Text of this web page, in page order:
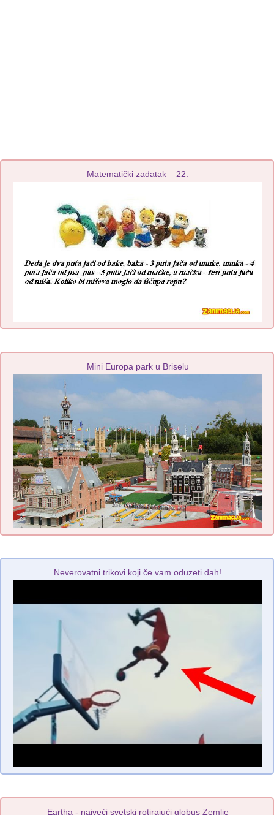
Matematički zadatak – 22.
Mini Europa park u Briselu
Neverovatni trikovi koji če vam oduzeti dah!
Eartha - najveći svetski rotirajući globus Zemlje